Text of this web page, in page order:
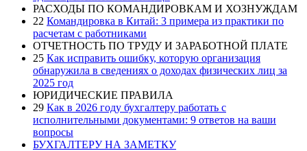
РАСХОДЫ ПО КОМАНДИРОВКАМ И ХОЗНУЖДАМ
22 Командировка в Китай: 3 примера из практики по
расчетам с работниками
ОТЧЕТНОСТЬ ПО ТРУДУ И ЗАРАБОТНОЙ ПЛАТЕ
25 Как исправить ошибку, которую организация
обнаружила в сведениях о доходах физических лиц за
2025 год
ЮРИДИЧЕСКИЕ ПРАВИЛА
29 Как в 2026 году бухгалтеру работать с
исполнительными документами: 9 ответов на ваши
вопросы
БУХГАЛТЕРУ НА ЗАМЕТКУ